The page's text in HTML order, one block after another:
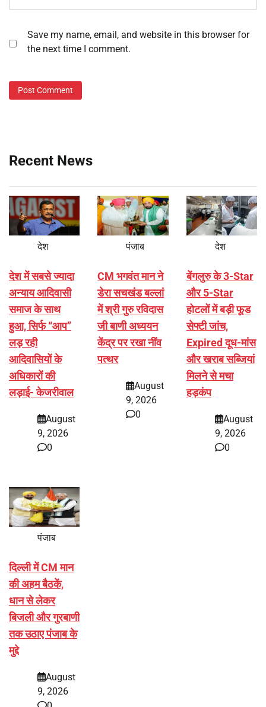
Save my name, email, and website in this browser for
the next time I comment.
Recent News
देश
देश में सबसे ज्यादा
अन्याय आदिवासी
समाज के साथ
हुआ, सिर्फ ‘‘आप’’
लड़ रही
आदिवासियों के
अधिकारों की
लड़ाई- केजरीवाल
August
9, 2026
0
पंजाब
CM भगवंत मान ने
डेरा सचखंड बल्लां
में श्री गुरु रविदास
जी बाणी अध्ययन
केंद्र पर रखा नींव
पत्थर
August
9, 2026
0
देश
बेंगलुरु के 3-Star
और 5-Star
होटलों में बड़ी फूड
सेफ्टी जांच,
Expired दूध-मांस
और खराब सब्जियां
मिलने से मचा
हड़कंप
August
9, 2026
0
पंजाब
दिल्ली में CM मान
की अहम बैठकें,
धान से लेकर
बिजली और गुरबाणी
तक उठाए पंजाब के
मुद्दे
August
9, 2026